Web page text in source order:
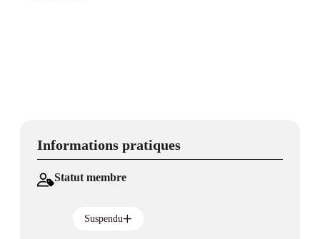
Informations pratiques
Statut membre
Suspendu